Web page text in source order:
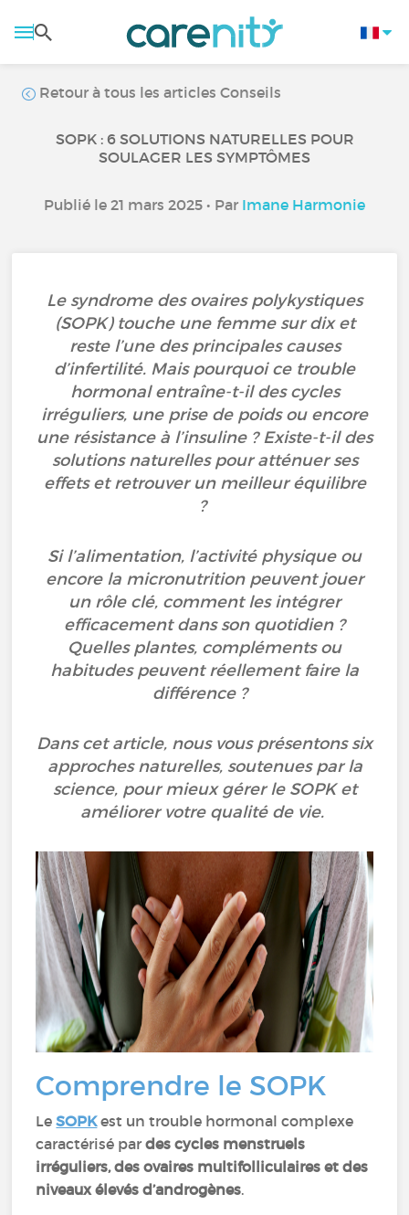
Retour à tous les articles Conseils
SOPK : 6 SOLUTIONS NATURELLES POUR
SOULAGER LES SYMPTÔMES
Publié le 21 mars 2025 • Par Imane Harmonie
Le syndrome des ovaires polykystiques
(SOPK) touche une femme sur dix et
reste l’une des principales causes
d’infertilité. Mais pourquoi ce trouble
hormonal entraîne-t-il des cycles
irréguliers, une prise de poids ou encore
une résistance à l’insuline ? Existe-t-il des
solutions naturelles pour atténuer ses
effets et retrouver un meilleur équilibre
?
Si l’alimentation, l’activité physique ou
encore la micronutrition peuvent jouer
un rôle clé, comment les intégrer
efficacement dans son quotidien ?
Quelles plantes, compléments ou
habitudes peuvent réellement faire la
différence ?
Dans cet article, nous vous présentons six
approches naturelles, soutenues par la
science, pour mieux gérer le SOPK et
améliorer votre qualité de vie.
Comprendre le SOPK
LeSOPKest un trouble hormonal complexe
caractérisé pardes cycles menstruels
irréguliers, des ovaires multifolliculaires et des
niveaux élevés d’androgènes.